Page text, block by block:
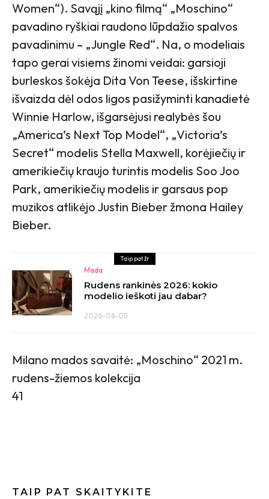
Women“). Savąjį „kino filmą“ „Moschino“
pavadino ryškiai raudono lūpdažio spalvos
pavadinimu – „Jungle Red“. Na, o modeliais
tapo gerai visiems žinomi veidai: garsioji
burleskos šokėja Dita Von Teese, išskirtine
išvaizda dėl odos ligos pasižyminti kanadietė
Winnie Harlow, išgarsėjusi realybės šou
„America’s Next Top Model“, „Victoria’s
Secret“ modelis Stella Maxwell, korėjiečių ir
amerikiečių kraujo turintis modelis Soo Joo
Park, amerikiečių modelis ir garsaus pop
muzikos atlikėjo Justin Bieber žmona Hailey
Bieber.
Taip pat žr
Mada
Rudens rankinės 2026: kokio
modelio ieškoti jau dabar?
2026-08-05
Milano mados savaitė: „Moschino“ 2021 m.
rudens-žiemos kolekcija
41
TAIP PAT SKAITYKITE